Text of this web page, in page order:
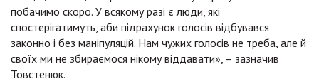
побачимо скоро. У всякому разі є люди, які
спостерігатимуть, аби підрахунок голосів відбувався
законно і без маніпуляцій. Нам чужих голосів не треба, але й
своїх ми не збираємося нікому віддавати», – зазначив
Товстенюк.